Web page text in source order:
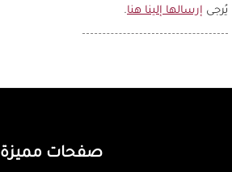
يُرجى إرسالها إلينا هنا.
صفحات مميزة